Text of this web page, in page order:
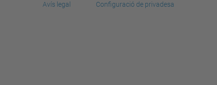
Avís legal
Configuració de privadesa